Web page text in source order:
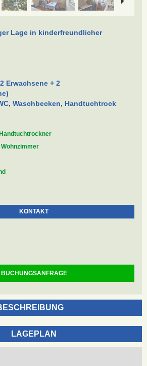
Lage in kinderfreundlicher
Erwachsene + 2
Waschbecken, Handtuchtrock
KONTAKT
BUCHUNGSANFRAGE
LAGEPLAN